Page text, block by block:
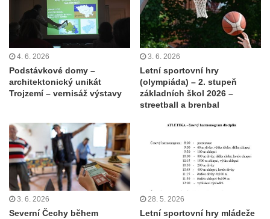
4. 6. 2026
Podstávkové domy –
architektonický unikát
Trojzemí – vernisáž výstavy
3. 6. 2026
Letní sportovní hry
(olympiáda) – 2. stupeň
základních škol 2026 –
streetball a brenbal
3. 6. 2026
Severní Čechy během
28. 5. 2026
Letní sportovní hry mládeže